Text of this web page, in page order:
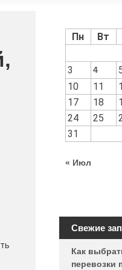
Пн
Вт
3
4
10
11
17
18
24
25
31
« Июл
Свежие
Как
перевозки